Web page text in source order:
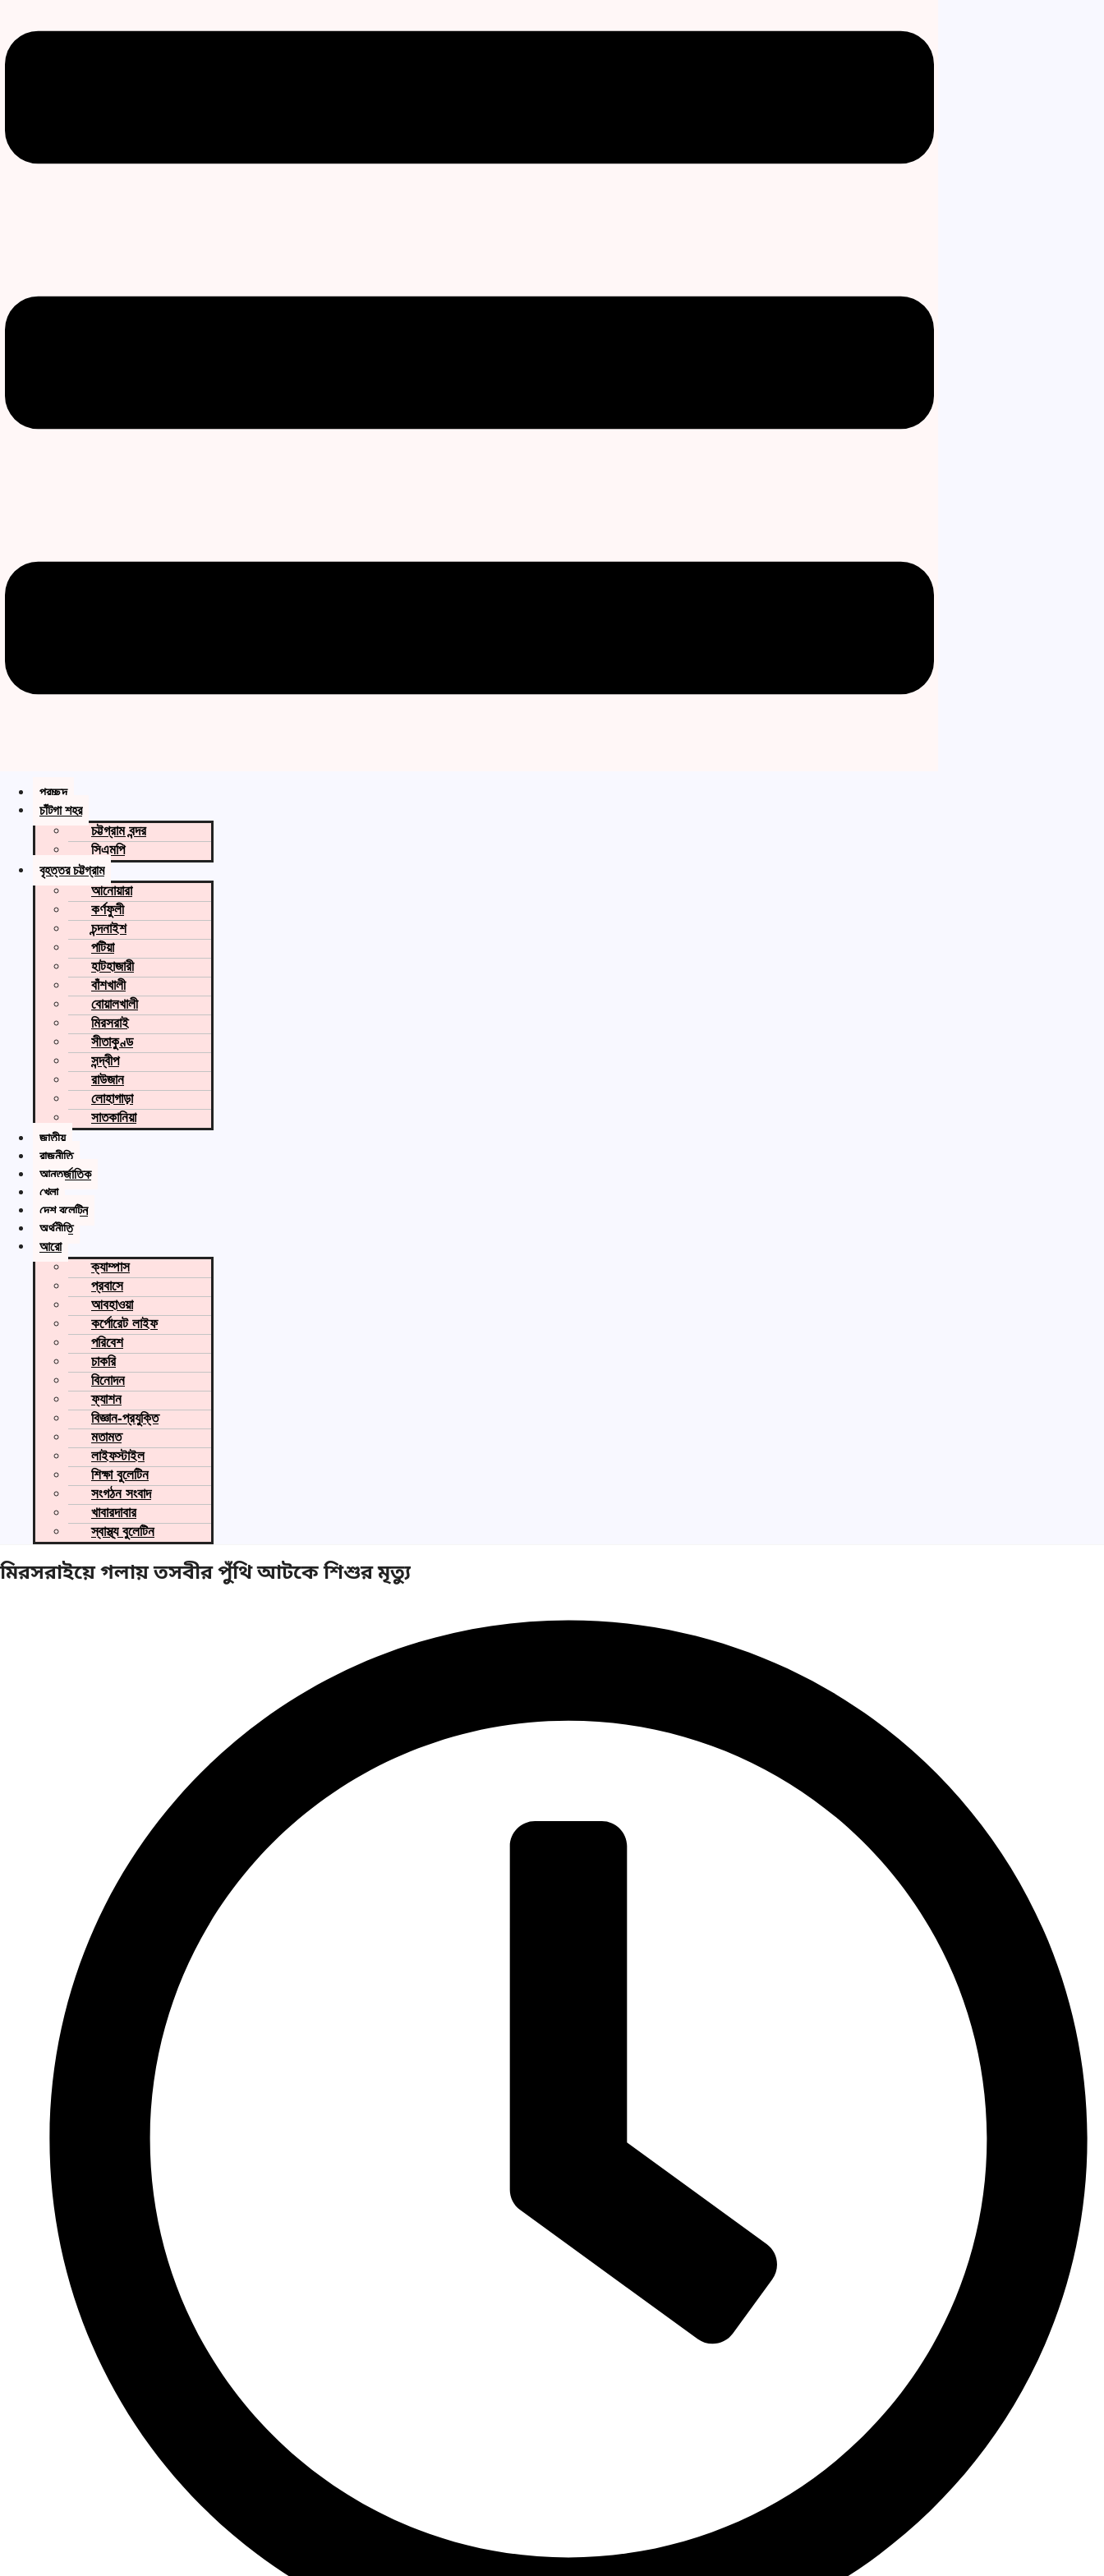
প্রচ্ছদ
চাঁটগা শহর
চট্টগ্রাম বন্দর
সিএমপি
বৃহত্তর চট্টগ্রাম
আনোয়ারা
কর্ণফুলী
চন্দনাইশ
পটিয়া
হাটহাজারী
বাঁশখালী
বোয়ালখালী
মিরসরাই
সীতাকুণ্ড
সন্দ্বীপ
রাউজান
লোহাগাড়া
সাতকানিয়া
জাতীয়
রাজনীতি
আন্তর্জাতিক
খেলা
দেশ বুলেটিন
অর্থনীতি
আরো
ক্যাম্পাস
প্রবাসে
আবহাওয়া
কর্পোরেট লাইফ
পরিবেশ
চাকরি
বিনোদন
ফ্যাশন
বিজ্ঞান-প্রযুক্তি
মতামত
লাইফস্টাইল
শিক্ষা বুলেটিন
সংগঠন সংবাদ
খাবারদাবার
স্বাস্থ্য বুলেটিন
মিরসরাইয়ে গলায় তসবীর পুঁথি আটকে শিশুর মৃত্যু